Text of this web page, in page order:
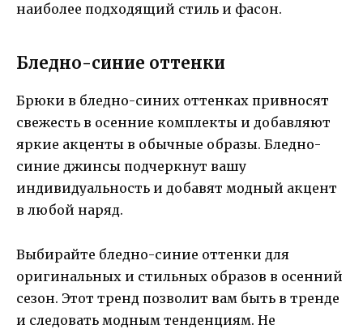
наиболее подходящий стиль и фасон.
Бледно-синие оттенки
Брюки в бледно-синих оттенках привносят
свежесть в осенние комплекты и добавляют
яркие акценты в обычные образы. Бледно-
синие джинсы подчеркнут вашу
индивидуальность и добавят модный акцент
в любой наряд.
Выбирайте бледно-синие оттенки для
оригинальных и стильных образов в осенний
сезон. Этот тренд позволит вам быть в тренде
и следовать модным тенденциям. Не